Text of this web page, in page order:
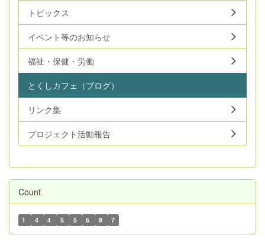
トピックス
イベント等のお知らせ
福祉・保健・労働
とくしカフェ（ブログ）
リンク集
プロジェクト活動報告
Count
1 4 4 5 5 6 9 7